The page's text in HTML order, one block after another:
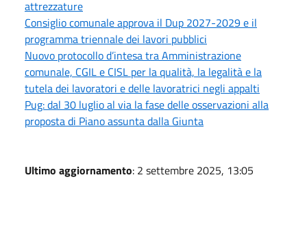
attrezzature
Consiglio comunale approva il Dup 2027-2029 e il
programma triennale dei lavori pubblici
Nuovo protocollo d’intesa tra Amministrazione
comunale, CGIL e CISL per la qualità, la legalità e la
tutela dei lavoratori e delle lavoratrici negli appalti
Pug: dal 30 luglio al via la fase delle osservazioni alla
proposta di Piano assunta dalla Giunta
Ultimo aggiornamento: 2 settembre 2025, 13:05